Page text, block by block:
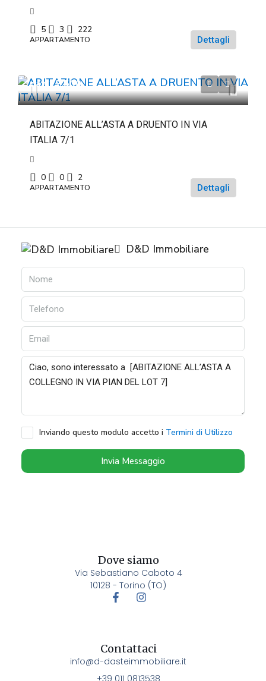
5 3 222
APPARTAMENTO Dettagli
da€22.500
ABITAZIONE ALL’ASTA A DRUENTO IN VIA
ITALIA 7/1
0 0 2
APPARTAMENTO Dettagli
D&D Immobiliare
Inviando questo modulo accetto i Termini di Utilizzo
Invia Messaggio
Dove siamo
Via Sebastiano Caboto 4
10128 - Torino (TO)
Contattaci
info@d-dasteimmobiliare.it
+39 011 0813538